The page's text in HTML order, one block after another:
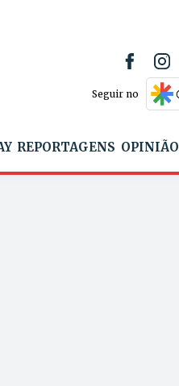
Seguir no
REPORTAGENS OPINIÃO